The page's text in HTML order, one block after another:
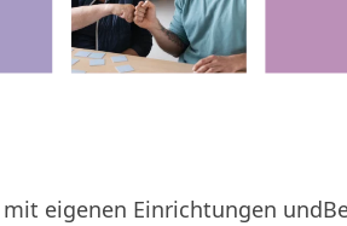
eigenen Einrichtungen